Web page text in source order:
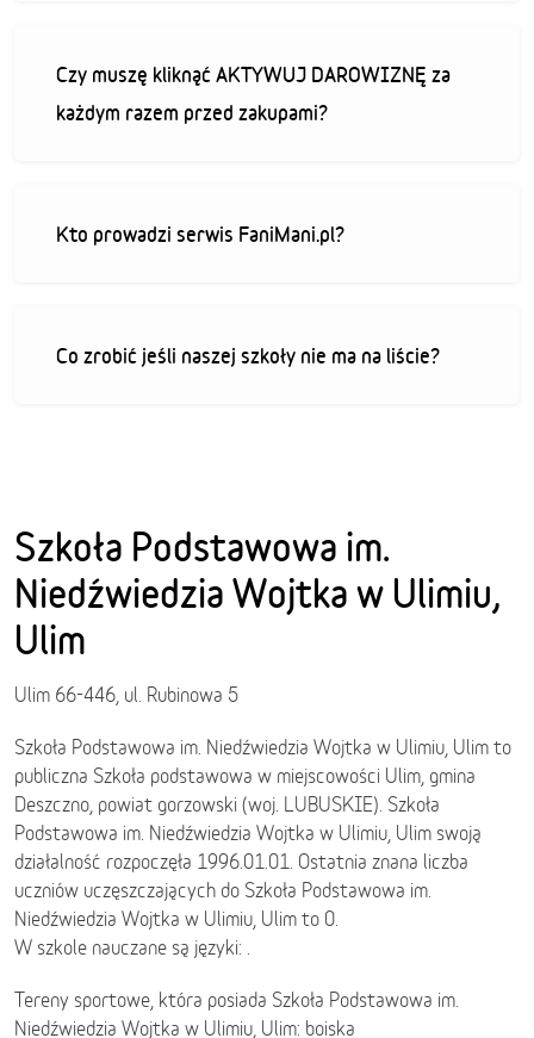
Czy muszę kliknąć AKTYWUJ DAROWIZNĘ za
każdym razem przed zakupami?
Kto prowadzi serwis FaniMani.pl?
Co zrobić jeśli naszej szkoły nie ma na liście?
Szkoła Podstawowa im.
Niedźwiedzia Wojtka w Ulimiu,
Ulim
Ulim 66-446, ul. Rubinowa 5
Szkoła Podstawowa im. Niedźwiedzia Wojtka w Ulimiu, Ulim to
publiczna Szkoła podstawowa w miejscowości Ulim, gmina
Deszczno, powiat gorzowski (woj. LUBUSKIE). Szkoła
Podstawowa im. Niedźwiedzia Wojtka w Ulimiu, Ulim swoją
działalność rozpoczęła 1996.01.01. Ostatnia znana liczba
uczniów uczęszczających do Szkoła Podstawowa im.
Niedźwiedzia Wojtka w Ulimiu, Ulim to 0.
W szkole nauczane są języki: .
Tereny sportowe, która posiada Szkoła Podstawowa im.
Niedźwiedzia Wojtka w Ulimiu, Ulim: boiska